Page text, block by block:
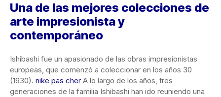
Una de las mejores colecciones de
arte impresionista y
contemporáneo
Ishibashi fue un apasionado de las obras impresionistas
europeas, que comenzó a coleccionar en los años 30
(1930). nike pas cher A lo largo de los años, tres
generaciones de la familia Ishibashi han ido reuniendo una